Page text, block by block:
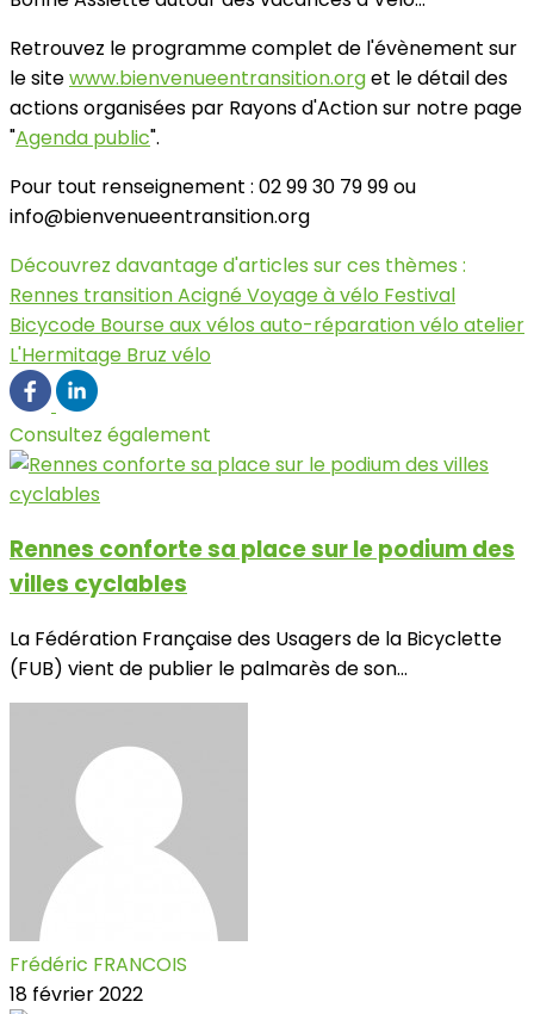
Retrouvez le programme complet de l'évènement sur
le sitewww.bienvenueentransition.orget le détail des
actions organisées par Rayons d'Action sur notre page
"Agenda public".
Pour tout renseignement : 02 99 30 79 99 ou
info@bienvenueentransition.org
Découvrez davantage d'articles sur ces thèmes :
Rennes transitionAcignéVoyage à vélo Festival
Bicycode Bourse aux vélos auto-réparation vélo atelier
L'Hermitage Bruz vélo
Consultez également
Rennes conforte sa place sur le podium des
villes cyclables
La Fédération Française des Usagers de la Bicyclette
(FUB) vient de publier le palmarès de son...
Frédéric FRANCOIS
18 février 2022